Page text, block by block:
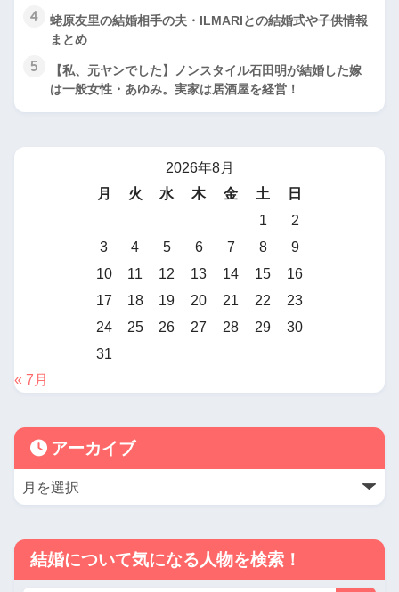
4
蛯原友里の結婚相手の夫・ILMARIとの結婚式や子供情報
まとめ
5
【私、元ヤンでした】ノンスタイル石田明が結婚した嫁
は一般女性・あゆみ。実家は居酒屋を経営！
2026年8月
月
火 水 木 金 土
日
1
2
3
4 5 6 7 8
9
10
11 12 13 14 15
16
17
18 19 20 21 22
23
24
25 26 27 28 29
30
31
« 7月
アーカイブ
結婚について気になる人物を検索！